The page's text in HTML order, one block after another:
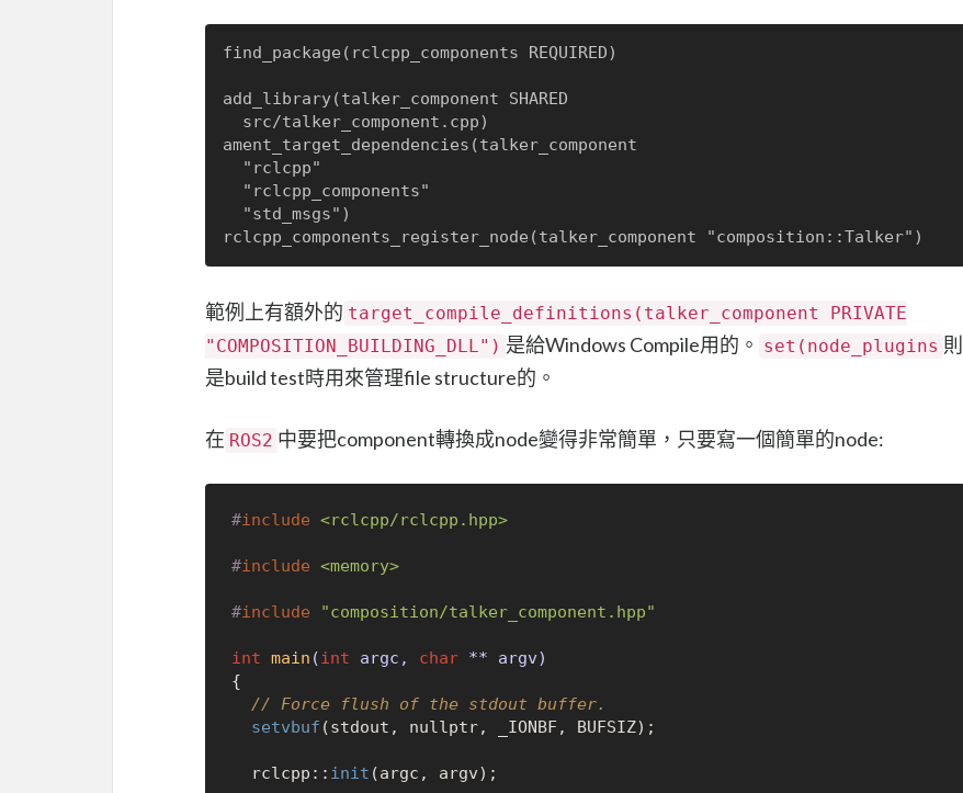
find_package(rclcpp_components REQUIRED)
add_library(talker_component SHARED
ament_target_dependencies(talker_component
範例上有額外的 target_compile_definitions(talker_component PRIVATE
"COMPOSITION_BUILDING_DLL") 是給Windows Compile用的。 set(node_plugins 則
是build test時用來管理file structure的。
在 ROS2 中要把component轉換成node變得非常簡單，只要寫一個簡單的node:
#include <rclcpp/rclcpp.hpp>
#include <memory>
#include "composition/talker_component.hpp"
int main (int argc, char ** argv)
{
// Force flush of the stdout buffer.
setvbuf (stdout, nullptr, _IONBF, BUFSIZ);
  rclcpp::
init (argc, argv);